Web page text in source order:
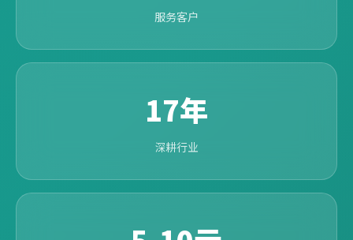
服务客户
17年
深耕行业